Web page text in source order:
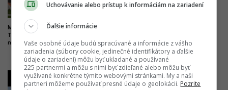
Milióny do vyššieho vzdelania.
Trenčín chce byť univerzitným
mestom, buduje nový kampus
Bratislavy do Komárna sa má
modernizovať, zvýši sa jej
kapacita
4
Uchovávanie alebo prístup k informáciám na zariadení
Ďalšie informácie
Vaše osobné údaje budú spracúvané a informácie z vášho
zariadenia (súbory cookie, jedinečné identifikátory a ďalšie
údaje o zariadení) môžu byť ukladané a používané
225 partnermi a môžu s nimi byť zdieľané alebo môžu byť
využívané konkrétne týmito webovými stránkami. My a naši
partneri môžeme používať presné údaje o geolokácii. Pozrite